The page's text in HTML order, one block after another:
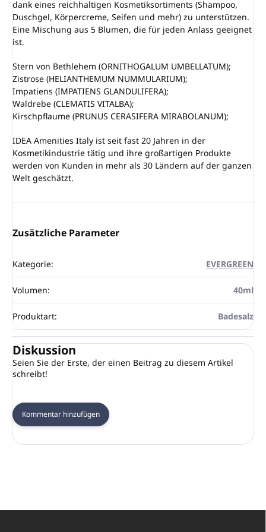
dank eines reichhaltigen Kosmetiksortiments (Shampoo,
Duschgel, Körpercreme, Seifen und mehr) zu unterstützen.
Eine Mischung aus 5 Blumen, die für jeden Anlass geeignet
ist.
Stern von Bethlehem (ORNITHOGALUM UMBELLATUM);
Zistrose (HELIANTHEMUM NUMMULARIUM);
Impatiens (IMPATIENS GLANDULIFERA);
Waldrebe (CLEMATIS VITALBA);
Kirschpflaume (PRUNUS CERASIFERA MIRABOLANUM);
IDEA Amenities Italy ist seit fast 20 Jahren in der
Kosmetikindustrie tätig und ihre großartigen Produkte
werden von Kunden in mehr als 30 Ländern auf der ganzen
Welt geschätzt.
Zusätzliche Parameter
Kategorie: EVERGREEN
Volumen: 40ml
Produktart: Badesalz
Diskussion
Seien Sie der Erste, der einen Beitrag zu diesem Artikel
schreibt!
Kommentar hinzufügen
F